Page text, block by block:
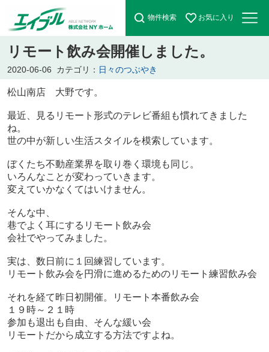
物件検索 お気に入り
リモート飲み会開催しました。
2020-06-06 カテゴリ： 日々のつぶやき
松山南店 大野です。
最近、見るリモート形式のテレビ番組も慣れてきました
ね。
世の中が新しい生活スタイルを模索しています。
ぼくたち不動産業界を取り巻く環境も同じ。
いろんなことが変わっていきます。
変えていかなくてはいけません。
そんな中、
巷でよく耳にするリモート飲み会
会社でやってみました。
実は、数日前に１回練習しています。
リモート飲み会を円滑に進めるためのリモート練習飲み会
それを経て昨日初開催。リモート本番飲み会
１９時～２１時
参加も退出も自由、そんな緩い会
リモートだから成立する方法ですよね。